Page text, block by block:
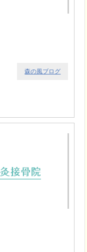
森の風ブログ